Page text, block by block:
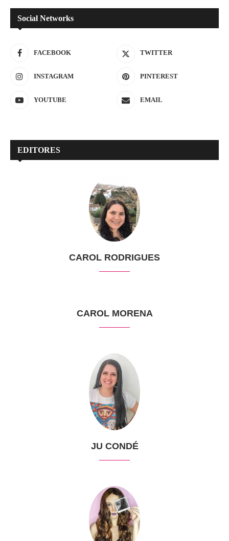
Social Networks
FACEBOOK TWITTER
INSTAGRAM PINTEREST
YOUTUBE EMAIL
EDITORES
CAROL RODRIGUES
CAROL MORENA
JU CONDÉ